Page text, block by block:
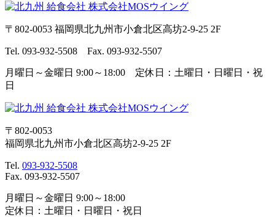
〒802-0053 福岡県北九州市小倉北区高坊2-9-25 2F
Tel. 093-932-5508 Fax. 093-932-5507
月曜日～金曜日 9:00～18:00 定休日：土曜日・日曜日・祝
日
〒802-0053
福岡県北九州市小倉北区高坊2-9-25 2F
Tel. 093-932-5508
Fax. 093-932-5507
月曜日～金曜日 9:00～18:00
定休日：土曜日・日曜日・祝日